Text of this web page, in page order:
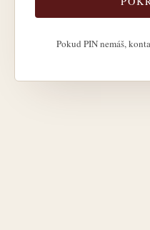
Pokud PIN nemáš,